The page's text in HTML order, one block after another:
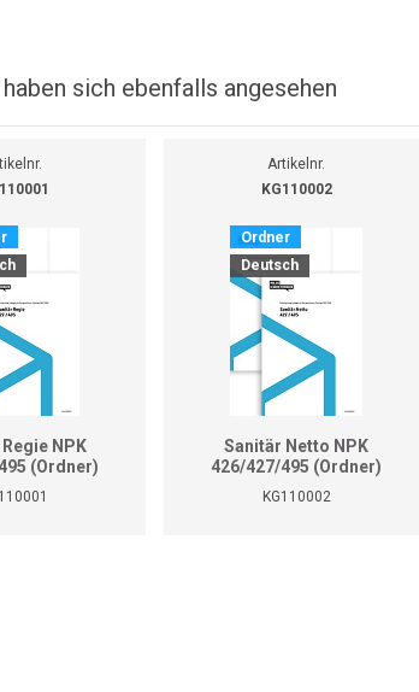
haben sich ebenfalls angesehen
NPK
(Ordner)
Artikelnr.
KG110002
Ordner
Deutsch
Sanitär Netto NPK
426/427/495 (Ordner)
KG110002